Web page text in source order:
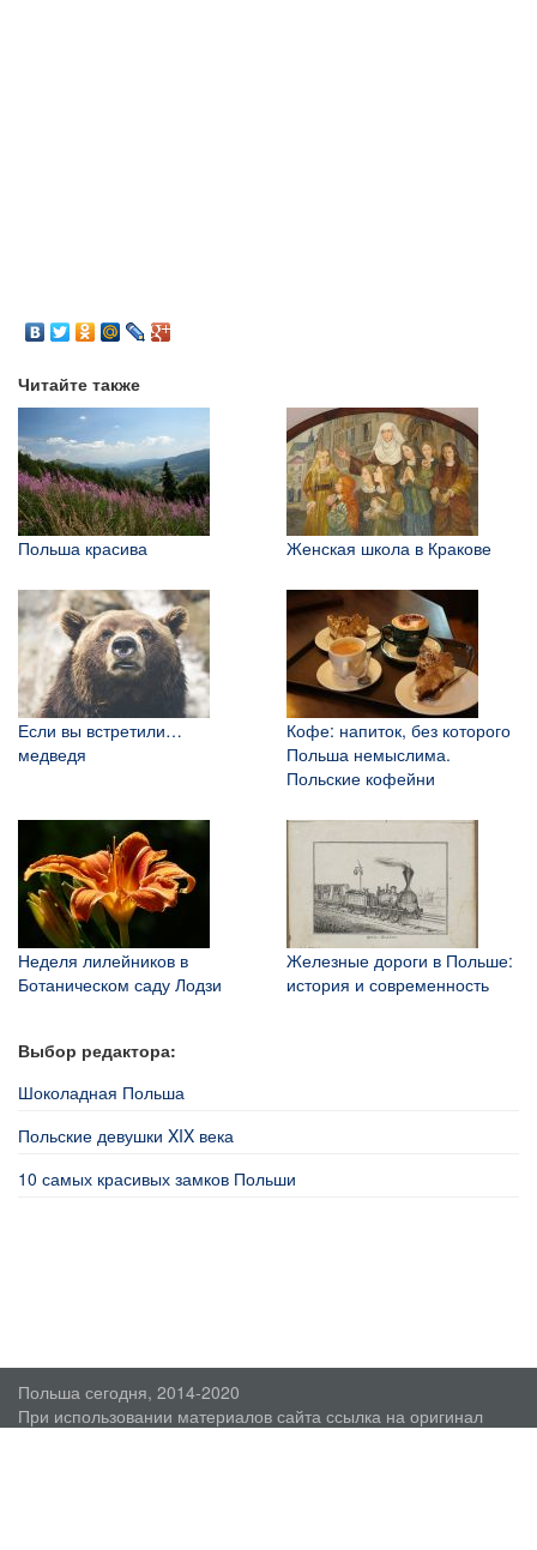
Читайте также
Польша красива Женская школа в Кракове
Если вы встретили…
медведя
Кофе: напиток, без которого
Польша немыслима.
Польские кофейни
Неделя лилейников в
Ботаническом саду Лодзи
Железные дороги в Польше:
история и современность
Выбор редактора:
Шоколадная Польша
Польские девушки XIX века
10 самых красивых замков Польши
Польша сегодня, 2014-2020
При использовании материалов сайта ссылка на оригинал